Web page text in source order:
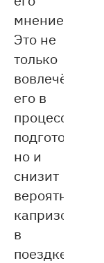
мнение.
Это не
только
вовлечёт
его в
процесс
подготовки,
но и
снизит
вероятность
капризов
в
поездке.